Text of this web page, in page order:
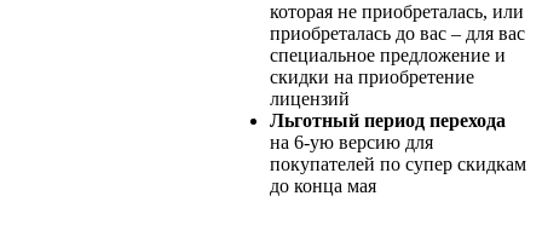
которая не приобреталась, или
приобреталась до вас – для вас
специальное предложение и
скидки на приобретение
лицензий
Льготный период перехода
на 6-ую версию для
покупателей по супер скидкам
до конца мая